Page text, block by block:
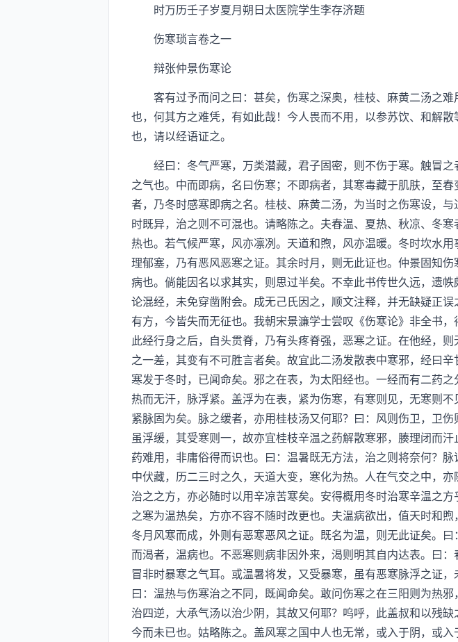
时万历壬子岁夏月朔日太医院学生李存济题
伤寒琐言卷之一
辩张仲景伤寒论
客有过予而问之曰：甚矣，伤寒之深奥，桂枝、麻黄二汤之难
也，何其方之难凭，有如此哉！今人畏而不用，以参苏饮、和解
也，请以经语证之。
经曰：冬气严寒，万类潜藏，君子固密，则不伤于寒。触冒之
之气也。中而即病，名曰伤寒；不即病者，其寒毒藏于肌肤，至
者，乃冬时感寒即病之名。桂枝、麻黄二汤，为当时之伤寒设，
时既异，治之则不可混也。请略陈之。夫春温、夏热、秋凉、冬
热也。若气候严寒，风亦凛冽。天道和煦，风亦温暖。冬时坎水
理郁塞，乃有恶风恶寒之证。其余时月，则无此证也。仲景固知
病也。倘能因名以求其实，则思过半矣。不幸此书传世久远，遗
论混经，未免穿凿附会。成无己氏因之，顺文注释，并无缺疑正
有方，今皆失而无征也。我朝宋景濂学士尝叹《伤寒论》非全书
此经行身之后，自头贯脊，乃有头疼脊强，恶寒之证。在他经，
之一差，其变有不可胜言者矣。故宜此二汤发散表中寒邪，经曰
寒发于冬时，已闻命矣。邪之在表，为太阳经也。一经而有二药
热而无汗，脉浮紧。盖浮为在表，紧为伤寒，有寒则见，无寒则
紧脉固为矣。脉之缓者，亦用桂枝汤又何耶？曰：风则伤卫，卫
虽浮缓，其受寒则一，故亦宜桂枝辛温之药解散寒邪，腠理闭而
药难用，非庸俗得而识也。曰：温暑既无方法，治之则将奈何？
中伏藏，历二三时之久，天道大变，寒化为热。人在气交之中，
治之之方，亦必随时以用辛凉苦寒矣。安得概用冬时治寒辛温之
之寒为温热矣，方亦不容不随时改更也。夫温病欲出，值天时和
冬月风寒而成，外则有恶寒恶风之证。既名为温，则无此证矣。
而渴者，温病也。不恶寒则病非因外来，渴则明其自内达表。曰
冒非时暴寒之气耳。或温暑将发，又受暴寒，虽有恶寒脉浮之证
曰：温热与伤寒治之不同，既闻命矣。敢问伤寒之在三阳则为热
治四逆，大承气汤以治少阴，其故又何耶？呜呼，此盖叔和以残
今而未已也。姑略陈之。盖风寒之国中人也无常，或入于阴，或